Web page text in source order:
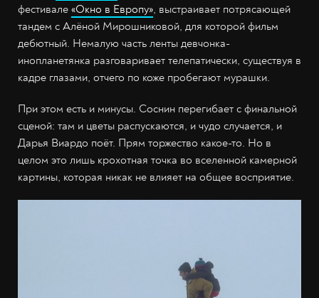
фестивале «Окно в Европу», выстраивает потрясающей
тандем с Алёной Мирошниковой, для которой фильм
дебютный. Немалую часть ленты девчонка-
инопланетянка разговаривает телепатически, существуя в
кадре глазами, отчего по коже пробегают мурашки.
При этом есть и минусы. Соснин перегибает с финальной
сценой: там и цветы распускаются, и чудо случается, и
Дарья Виардо поёт. Прям торжество какое-то. Но в
целом это лишь крохотная точка во вселенной камерной
картины, которая никак не влияет на общее восприятие.